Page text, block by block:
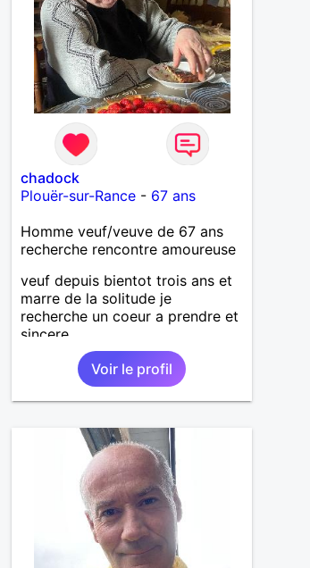
chadock
Plouër-sur-Rance - 67 ans
Homme veuf/veuve de 67 ans
recherche rencontre amoureuse
veuf depuis bientot trois ans et
marre de la solitude je
recherche un coeur a prendre et
sincere
Voir le profil